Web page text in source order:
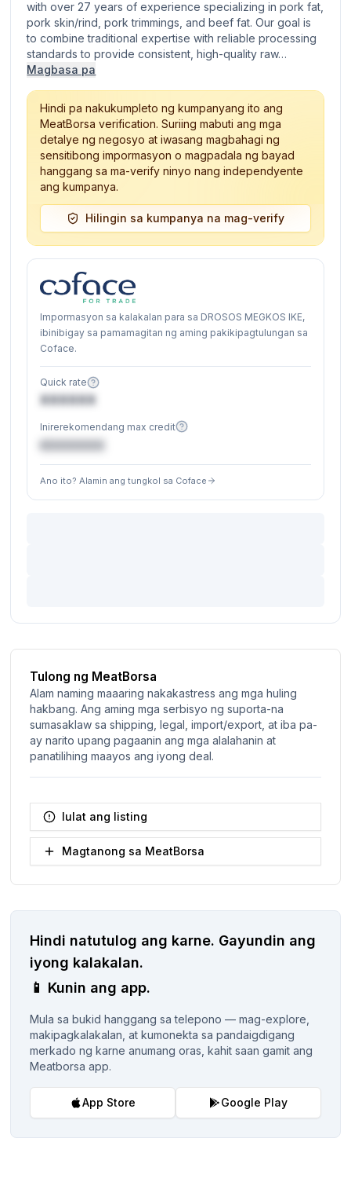
with over 27 years of experience specializing in pork fat,
pork skin/rind, pork trimmings, and beef fat. Our goal is
to combine traditional expertise with reliable processing
standards to provide consistent, high-quality raw…
Magbasa pa
Hindi pa nakukumpleto ng kumpanyang ito ang
MeatBorsa verification. Suriing mabuti ang mga
detalye ng negosyo at iwasang magbahagi ng
sensitibong impormasyon o magpadala ng bayad
hanggang sa ma-verify ninyo nang independyente
ang kumpanya.
Hilingin sa kumpanya na mag-verify
Impormasyon sa kalakalan para sa DROSOS MEGKOS IKE,
ibinibigay sa pamamagitan ng aming pakikipagtulungan sa
Coface.
Quick rate
XXXXXX
Inirerekomendang max credit
Ano ito? Alamin ang tungkol sa Coface
Tulong ng MeatBorsa
Alam naming maaaring nakakastress ang mga huling
hakbang. Ang aming mga serbisyo ng suporta-na
sumasaklaw sa shipping, legal, import/export, at iba pa-
ay narito upang pagaanin ang mga alalahanin at
panatilihing maayos ang iyong deal.
Iulat ang listing
Magtanong sa MeatBorsa
Hindi natutulog ang karne. Gayundin ang
iyong kalakalan.
📱 Kunin ang app.
Mula sa bukid hanggang sa telepono — mag-explore,
makipagkalakalan, at kumonekta sa pandaigdigang
merkado ng karne anumang oras, kahit saan gamit ang
Meatborsa app.
App Store Google Play